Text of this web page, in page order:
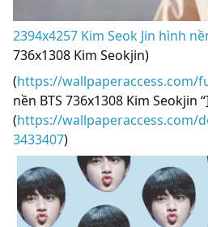
2394x4257 Kim Seok Jin hình
736x1308 Kim Seokjin)
(https://wallpaperaccess.com/
nền BTS 736x1308 Kim Seokjin “]
(https://wallpaperaccess.com/
3433407)